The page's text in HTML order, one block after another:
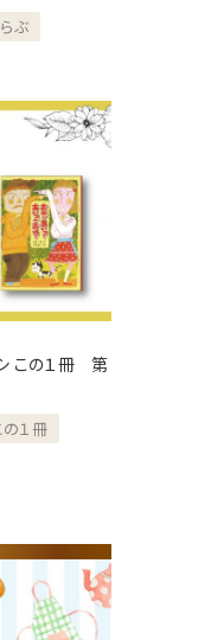
ぶ
この１冊 第
の１冊